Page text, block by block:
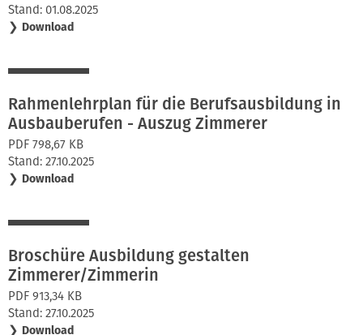
Stand: 01.08.2025
❯ Download
Rahmenlehrplan für die Berufsausbildung in
Ausbauberufen - Auszug Zimmerer
PDF 798,67 KB
Stand: 27.10.2025
❯ Download
Broschüre Ausbildung gestalten
Zimmerer/Zimmerin
PDF 913,34 KB
Stand: 27.10.2025
❯ Download